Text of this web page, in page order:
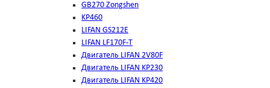
GB270 Zongshen
KP460
LIFAN GS212E
LIFAN LF170F-T
Двигатель LIFAN 2V80F
Двигатель LIFAN KP230
Двигатель LIFAN KP420